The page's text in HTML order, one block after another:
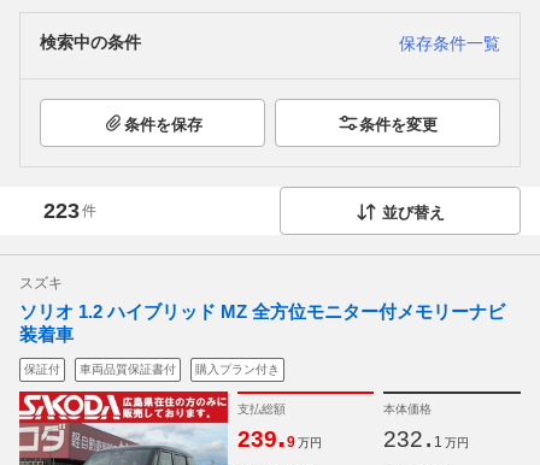
検索中の条件 保存条件一覧
条件を保存 条件を変更
223件 並び替え
スズキ
ソリオ 1.2 ハイブリッド MZ 全方位モニター付メモリーナビ
装着車
保証付 車両品質保証書付 購入プラン付き
支払総額
239.9 万円
本体価格
232. 1 万円